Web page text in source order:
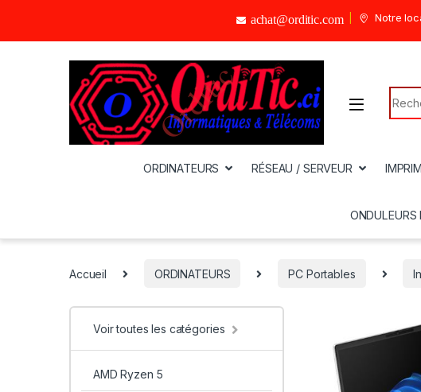
achat@orditic.com Notre
ORDINATEURS RÉSEAU / SERVEUR
ONDULEURS
Accueil ORDINATEURS PC Portables
Voir toutes les catégories
AMD Ryzen 5